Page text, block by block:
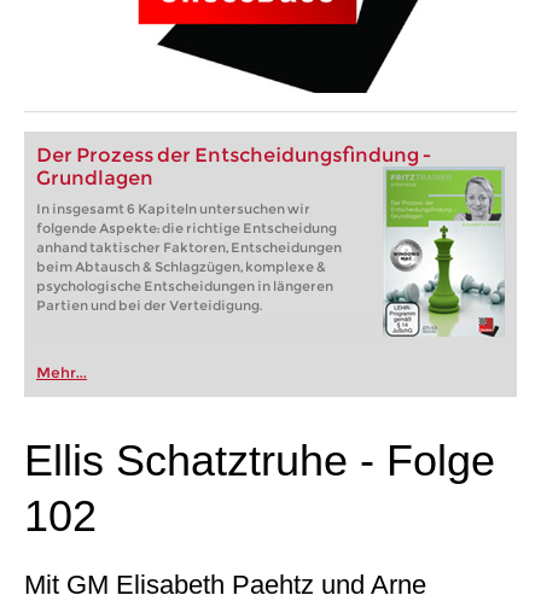
Der Prozess der Entscheidungsfindung -
Grundlagen
In insgesamt 6 Kapiteln untersuchen wir
folgende Aspekte: die richtige Entscheidung
anhand taktischer Faktoren, Entscheidungen
beim Abtausch & Schlagzügen, komplexe &
psychologische Entscheidungen in längeren
Partien und bei der Verteidigung.
Mehr...
Ellis Schatztruhe - Folge
102
Mit GM Elisabeth Paehtz und Arne